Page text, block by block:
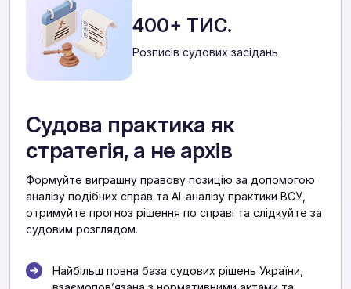
400+ ТИС.
Розписів судових засідань
Судова практика як
стратегія, а не архів
Формуйте виграшну правову позицію за допомогою
аналізу подібних справ та АІ-аналізу практики ВСУ,
отримуйте прогноз рішення по справі та слідкуйте за
судовим розглядом.
Найбільш повна база судових рішень України,